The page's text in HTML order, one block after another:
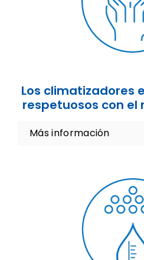
Los climatizadores
respetuosos con
Más información